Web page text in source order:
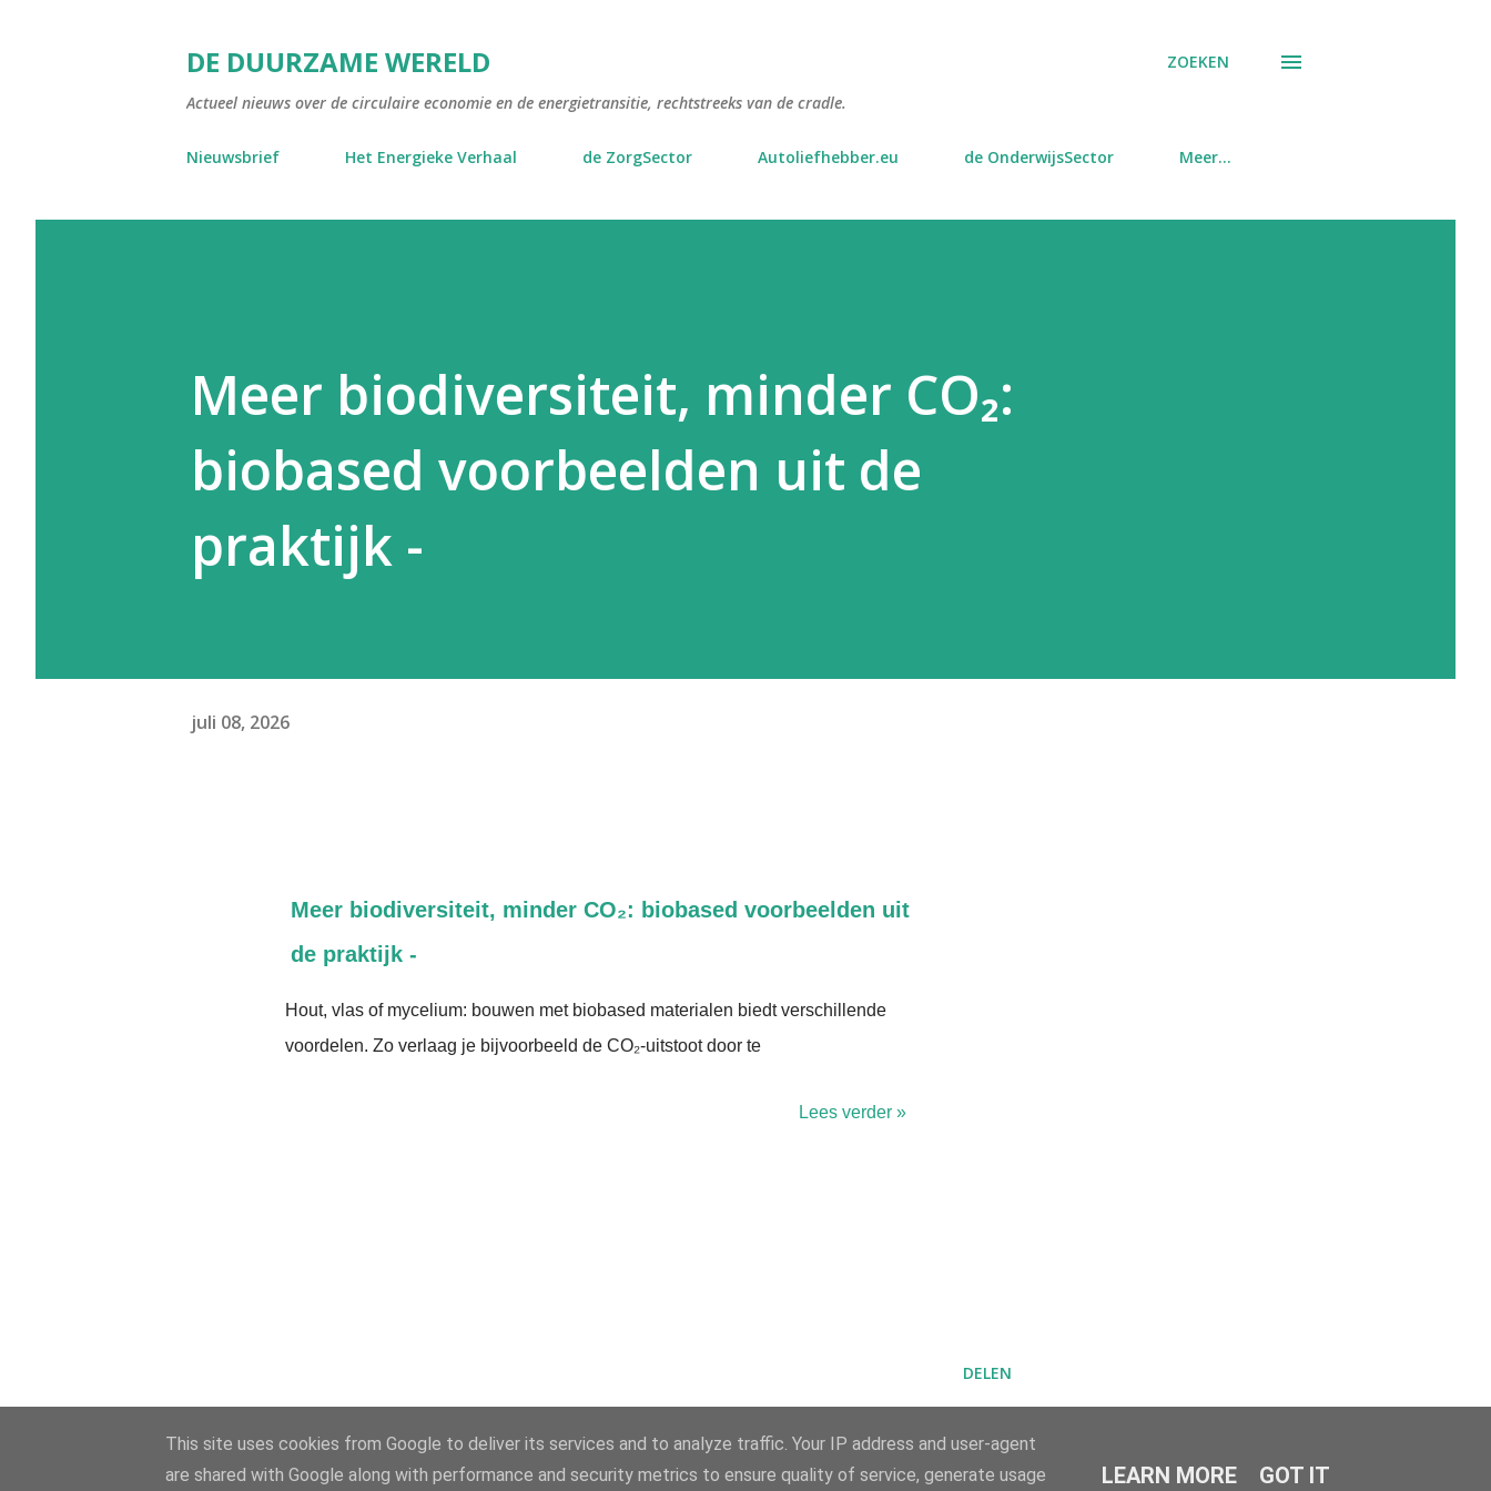
DE DUURZAME WERELD
Actueel nieuws over de circulaire economie en de energietransitie, rechtstreeks van de cradle.
ZOEKEN
Nieuwsbrief Het Energieke Verhaal de ZorgSector Autoliefhebber.eu de OnderwijsSector Meer…
Meer biodiversiteit, minder CO₂:
biobased voorbeelden uit de
praktijk -
juli 08, 2026
Meer biodiversiteit, minder CO₂: biobased voorbeelden uit
de praktijk -
Hout, vlas of mycelium: bouwen met biobased materialen biedt verschillende
voordelen. Zo verlaag je bijvoorbeeld de CO₂-uitstoot door te
Lees verder »
DELEN
This site uses cookies from Google to deliver its services and to analyze traffic. Your IP address and user-agent
are shared with Google along with performance and security metrics to ensure quality of service, generate usage
LEARN MORE GOT IT